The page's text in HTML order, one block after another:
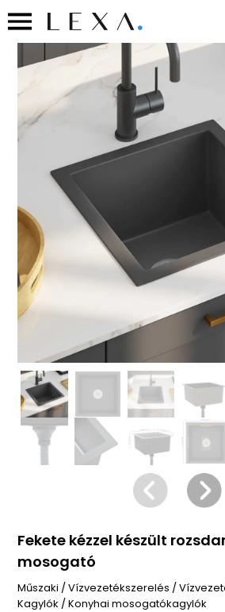
Fekete kézzel készült
mosogató
Műszaki /Vízvezetékszerelés /
Kagylók /Konyhai mosogatókagylók